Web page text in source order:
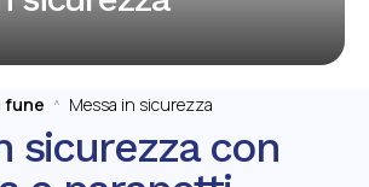
fune ^ Messa in sicurezza
sicurezza con